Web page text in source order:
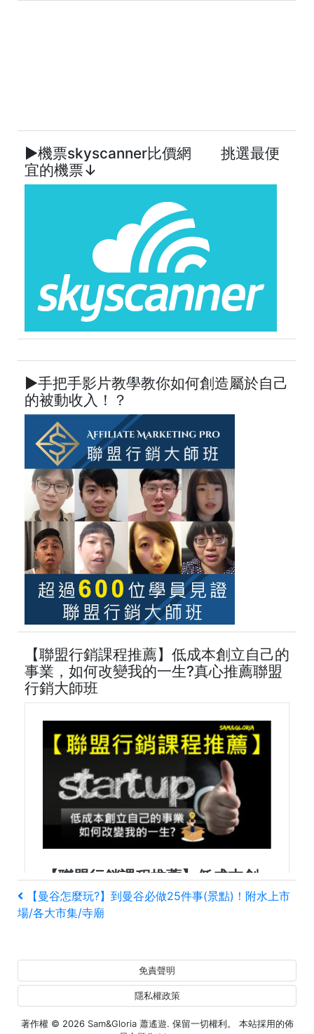
►機票skyscanner比價網 挑選最便
宜的機票↓
►手把手影片教學教你如何創造屬於自己
的被動收入！？
【聯盟行銷課程推薦】低成本創立自己的
事業，如何改變我的一生?真心推薦聯盟
行銷大師班
文
章
導
覽
上
一
章
【曼谷怎麼玩?】到曼谷必做25件事(景點)！附水上市
場/各大市集/寺廟
著作權 © 2026 Sam&Gloria 蕭遙遊. 保留一切權利。 本站採用的佈
免責聲明
隱私權政策